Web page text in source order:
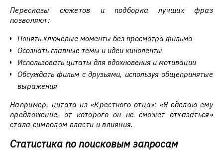
Пересказы сюжетов и подборка лучших фраз
позволяют:
Понять ключевые моменты без просмотра фильма
Осознать главные темы и идеи киноленты
Использовать цитаты для вдохновения и мотивации
Обсуждать фильм с друзьями, используя общепринятые
выражения
Например, цитата из «Крестного отца»: «Я сделаю ему
предложение, от которого он не сможет отказаться»
стала символом власти и влияния.
Статистика по поисковым запросам